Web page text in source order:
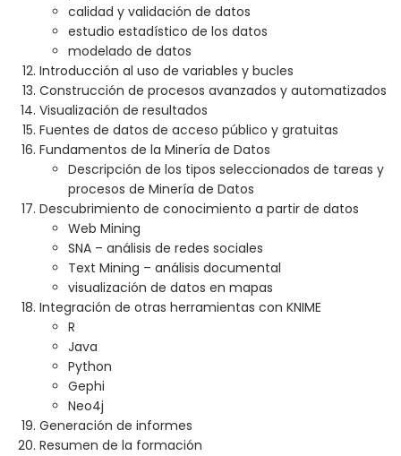
calidad y validación de datos
estudio estadístico de los datos
modelado de datos
Introducción al uso de variables y bucles
Construcción de procesos avanzados y automatizados
Visualización de resultados
Fuentes de datos de acceso público y gratuitas
Fundamentos de la Minería de Datos
Descripción de los tipos seleccionados de tareas y
procesos de Minería de Datos
Descubrimiento de conocimiento a partir de datos
Web Mining
SNA – análisis de redes sociales
Text Mining – análisis documental
visualización de datos en mapas
Integración de otras herramientas con KNIME
R
Java
Python
Gephi
Neo4j
Generación de informes
Resumen de la formación